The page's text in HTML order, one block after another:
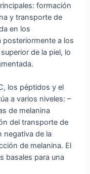
formación
y transporte de
en los
posteriormente a los
de la piel, lo
los péptidos y el
a varios niveles: –
de melanina
del transporte de
negativa de la
de melanina. El
basales para una